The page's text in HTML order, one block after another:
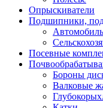
Опрыскиватели
Подшипники,
Посевные
Бороны
Валковые